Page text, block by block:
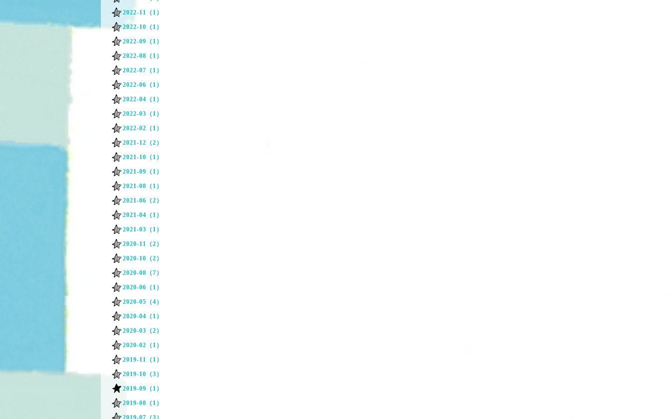
2022-11（1）
2022-10（1）
2022-09（1）
2022-08（1）
2022-07（1）
2022-06（1）
2022-04（1）
2022-03（1）
2022-02（1）
2021-12（2）
2021-10（1）
2021-09（1）
2021-08（1）
2021-06（2）
2021-04（1）
2021-03（1）
2020-11（2）
2020-10（2）
2020-08（7）
2020-06（1）
2020-05（4）
2020-04（1）
2020-03（2）
2020-02（1）
2019-11（1）
2019-10（3）
2019-09（1）
2019-08（1）
2019-07（3）